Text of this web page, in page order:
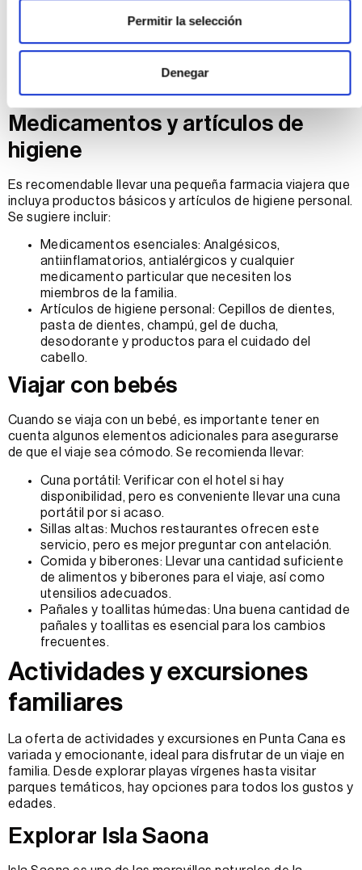
Permitir la selección
Denegar
Protector solar de amplio espectro: Con un factor
garantizar la protección de toda la familia,
After-sun: Crema hidratante para aplicar después de
la exposición al sol, ayudando a calmar la piel.
Medicamentos y artículos de
higiene
Es recomendable llevar una pequeña farmacia viajera que
incluya productos básicos y artículos de higiene personal.
Se sugiere incluir:
Medicamentos esenciales: Analgésicos,
antiinflamatorios, antialérgicos y cualquier
medicamento particular que necesiten los
miembros de la familia.
Artículos de higiene personal: Cepillos de dientes,
pasta de dientes, champú, gel de ducha,
desodorante y productos para el cuidado del
cabello.
Viajar con bebés
Cuando se viaja con un bebé, es importante tener en
cuenta algunos elementos adicionales para asegurarse
de que el viaje sea cómodo. Se recomienda llevar:
Cuna portátil: Verificar con el hotel si hay
disponibilidad, pero es conveniente llevar una cuna
portátil por si acaso.
Sillas altas: Muchos restaurantes ofrecen este
servicio, pero es mejor preguntar con antelación.
Comida y biberones: Llevar una cantidad suficiente
de alimentos y biberones para el viaje, así como
utensilios adecuados.
Pañales y toallitas húmedas: Una buena cantidad de
pañales y toallitas es esencial para los cambios
frecuentes.
Actividades y excursiones
familiares
La oferta de actividades y excursiones en Punta Cana es
variada y emocionante, ideal para disfrutar de un viaje en
familia. Desde explorar playas vírgenes hasta visitar
parques temáticos, hay opciones para todos los gustos y
edades.
Explorar Isla Saona